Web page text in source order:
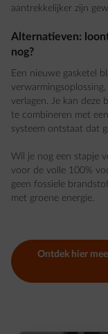
aantrekkelijker zijn
Alternatieven:
nog?
Een nieuwe gasketel
verlagen. Je kan deze
te combineren met
systeem ontstaat dat
Wil je nog een stapje
voor de volle 100%
geen fossiele
met groene energie.
Ontdek hier